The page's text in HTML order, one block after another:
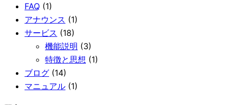
FAQ (1)
アナウンス (1)
サービス (18)
機能説明 (3)
特徴と思想 (1)
ブログ (14)
マニュアル (1)